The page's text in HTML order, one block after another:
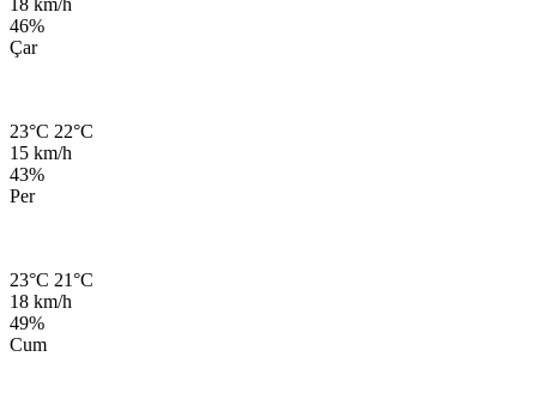
18 km/h
46%
Çar
23°C 22°C
15 km/h
43%
Per
23°C 21°C
18 km/h
49%
Cum